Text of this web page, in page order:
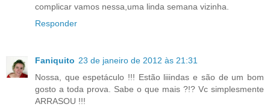
complicar vamos nessa,uma linda semana vizinha.
Responder
Faniquito 23 de janeiro de 2012 às 21:31
Nossa, que espetáculo !!! Estão liiindas e são de um bom
gosto a toda prova. Sabe o que mais ?!? Vc simplesmente
ARRASOU !!!